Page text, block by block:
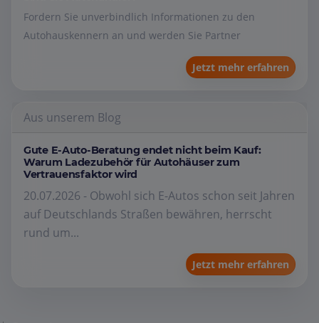
Fordern Sie unverbindlich Informationen zu den
Autohauskennern an und werden Sie Partner
Jetzt mehr erfahren
Aus unserem Blog
Gute E-Auto-Beratung endet nicht beim Kauf:
Warum Ladezubehör für Autohäuser zum
Vertrauensfaktor wird
20.07.2026 - Obwohl sich E-Autos schon seit Jahren
auf Deutschlands Straßen bewähren, herrscht
rund um...
Jetzt mehr erfahren